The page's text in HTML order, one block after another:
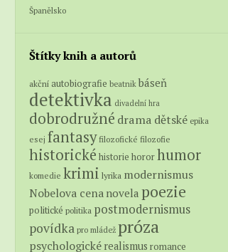
Španělsko
Štítky knih a autorů
akční autobiografie beatnik báseň
detektivka divadelní hra
dobrodružné drama dětské epika
esej fantasy filozofické filozofie
historické historie hororhumor
komedie krimi lyrika modernismus
Nobelova cena novela poezie
politické politika postmodernismus
povídka pro mládež próza
psychologické realismus romance